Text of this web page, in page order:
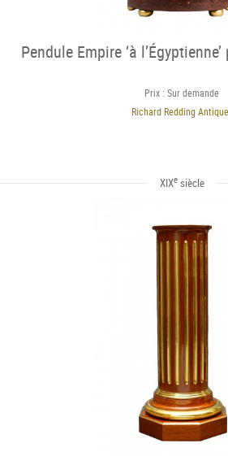
Pendule Empire ‘à
Prix : Sur demande
Richard Redding
XIXesiècle